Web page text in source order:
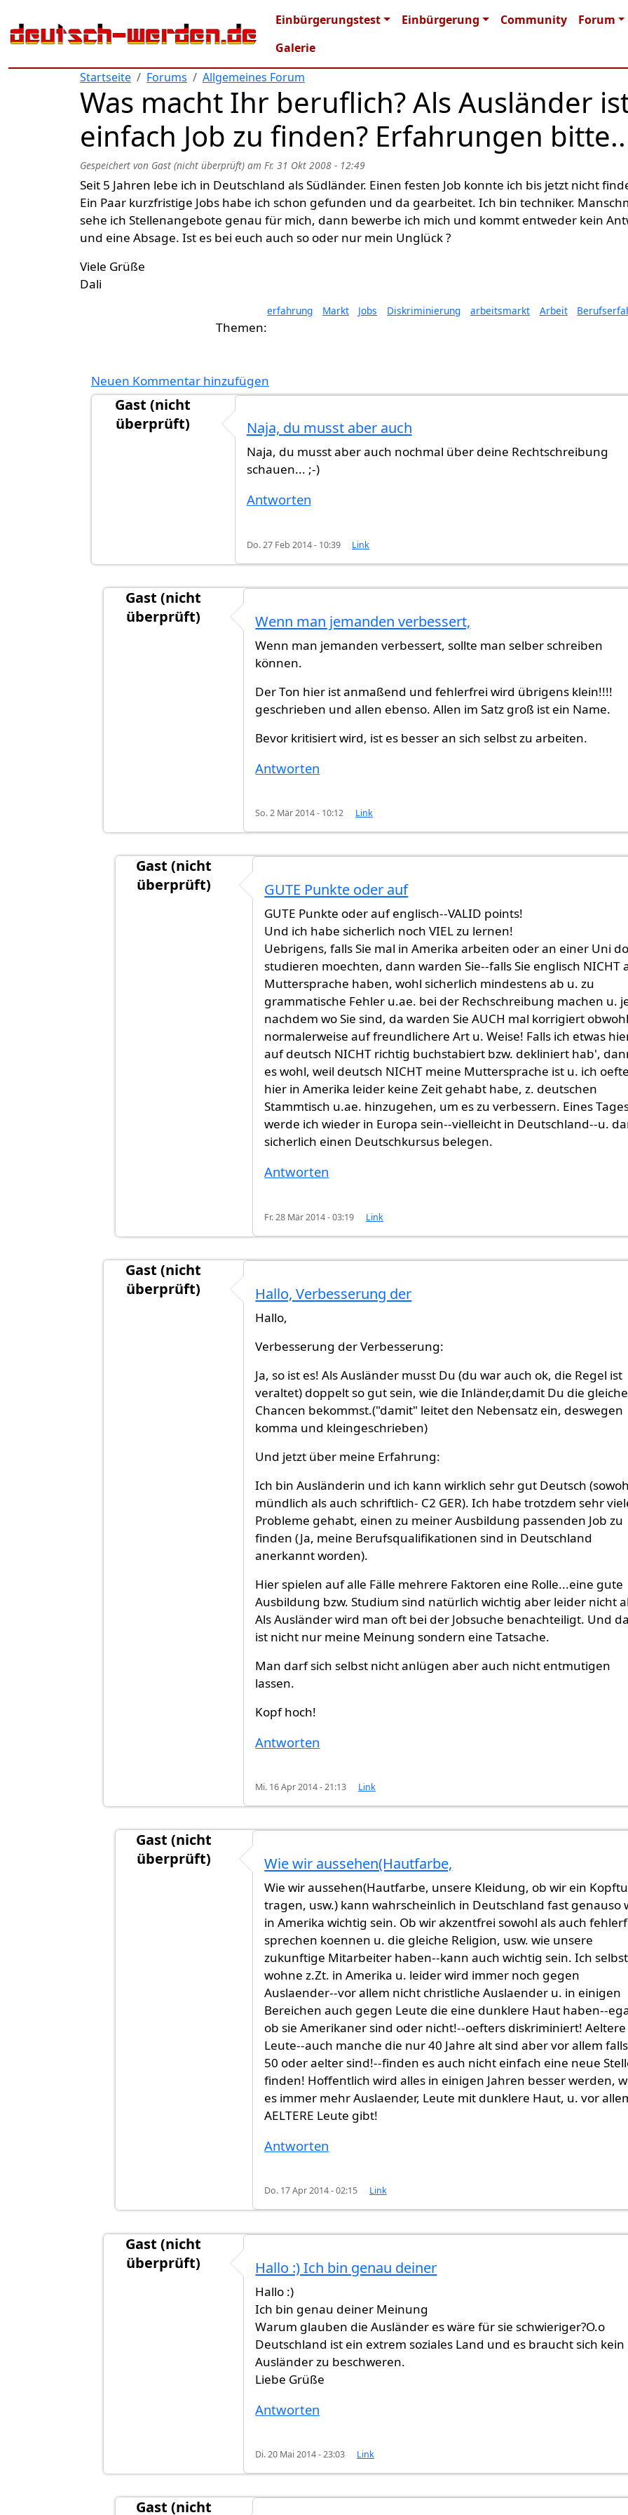
Main navigation
Einbürgerungstest Einbürgerung Community Forum
Galerie
Startseite
Forums Allgemeines Forum
Was macht Ihr beruflich? Als Ausländer
einfach Job zu finden? Erfahrungen
Gespeichert von Gast (nicht überprüft) am Fr. 31 Okt 2008 - 12:49
Seit 5 Jahren lebe ich in Deutschland als Südländer. Einen festen Job konnte ich bis jetzt nicht
Ein Paar kurzfristige Jobs habe ich schon gefunden und da gearbeitet. Ich bin techniker.
sehe ich Stellenangebote genau für mich, dann bewerbe ich mich und kommt entweder kein
und eine Absage. Ist es bei euch auch so oder nur mein Unglück ?
Viele Grüße
Dali
erfahrung Markt Jobs Diskriminierung arbeitsmarkt Arbeit
Neuen Kommentar hinzufügen
Gast (nicht
überprüft)
Das Hauptproblem ist eher einvonGast (nicht überprüft)
Naja, du musst aber auch
Naja, du musst aber auch nochmal über deine Rechtschreibung
schauen... ;-)
Antworten
Do. 27 Feb 2014 - 10:39 Link
Gast (nicht
überprüft)
Das Hauptproblem ist eher einvonGast (nicht überprüft)
Wenn man jemanden verbessert,
Wenn man jemanden verbessert, sollte man selber schreiben
können.
Der Ton hier ist anmaßend und fehlerfrei wird übrigens klein!!!!
geschrieben und allen ebenso. Allen im Satz groß ist ein Name.
Bevor kritisiert wird, ist es besser an sich selbst zu arbeiten.
Antworten
So. 2 Mär 2014 - 10:12 Link
Gast (nicht
überprüft)
Wenn man jemanden verbessert,von
GUTE Punkte oder auf
GUTE Punkte oder auf englisch--VALID points!
Und ich habe sicherlich noch VIEL zu lernen!
Uebrigens, falls Sie mal in Amerika arbeiten oder an einer Uni
studieren moechten, dann warden Sie--falls Sie englisch NICHT
Muttersprache haben, wohl sicherlich mindestens ab u. zu
grammatische Fehler u.ae. bei der Rechschreibung machen u.
nachdem wo Sie sind, da warden Sie AUCH mal korrigiert obwohl
normalerweise auf freundlichere Art u. Weise! Falls ich etwas
auf deutsch NICHT richtig buchstabiert bzw. dekliniert hab',
es wohl, weil deutsch NICHT meine Muttersprache ist u. ich
hier in Amerika leider keine Zeit gehabt habe, z. deutschen
Stammtisch u.ae. hinzugehen, um es zu verbessern. Eines
werde ich wieder in Europa sein--vielleicht in Deutschland--u.
sicherlich einen Deutschkursus belegen.
Antworten
Fr. 28 Mär 2014 - 03:19 Link
Gast (nicht
überprüft)
Das Hauptproblem ist eher einvonGast (nicht überprüft)
Hallo, Verbesserung der
Hallo,
Verbesserung der Verbesserung:
Ja, so ist es! Als Ausländer musst Du (du war auch ok, die Regel ist
veraltet) doppelt so gut sein, wie die Inländer,damit Du die
Chancen bekommst.("damit" leitet den Nebensatz ein, deswegen
komma und kleingeschrieben)
Und jetzt über meine Erfahrung:
Ich bin Ausländerin und ich kann wirklich sehr gut Deutsch
mündlich als auch schriftlich- C2 GER). Ich habe trotzdem sehr
Probleme gehabt, einen zu meiner Ausbildung passenden Job zu
finden (Ja, meine Berufsqualifikationen sind in Deutschland
anerkannt worden).
Hier spielen auf alle Fälle mehrere Faktoren eine Rolle...eine gute
Ausbildung bzw. Studium sind natürlich wichtig aber leider nicht
Als Ausländer wird man oft bei der Jobsuche benachteiligt. Und
ist nicht nur meine Meinung sondern eine Tatsache.
Man darf sich selbst nicht anlügen aber auch nicht entmutigen
lassen.
Kopf hoch!
Antworten
Mi. 16 Apr 2014 - 21:13 Link
Gast (nicht
überprüft)
Hallo, Verbesserung dervonGast (nicht überprüft)
Wie wir aussehen(Hautfarbe,
Wie wir aussehen(Hautfarbe, unsere Kleidung, ob wir ein
tragen, usw.) kann wahrscheinlich in Deutschland fast genauso
in Amerika wichtig sein. Ob wir akzentfrei sowohl als auch
sprechen koennen u. die gleiche Religion, usw. wie unsere
zukunftige Mitarbeiter haben--kann auch wichtig sein. Ich selbst
wohne z.Zt. in Amerika u. leider wird immer noch gegen
Auslaender--vor allem nicht christliche Auslaender u. in einigen
Bereichen auch gegen Leute die eine dunklere Haut haben--
ob sie Amerikaner sind oder nicht!--oefters diskriminiert! Aeltere
Leute--auch manche die nur 40 Jahre alt sind aber vor allem
50 oder aelter sind!--finden es auch nicht einfach eine neue
finden! Hoffentlich wird alles in einigen Jahren besser werden,
es immer mehr Auslaender, Leute mit dunklere Haut, u. vor
AELTERE Leute gibt!
Antworten
Do. 17 Apr 2014 - 02:15 Link
Gast (nicht
überprüft)
Das Hauptproblem ist eher einvonGast (nicht überprüft)
Hallo :) Ich bin genau deiner
Hallo :)
Ich bin genau deiner Meinung
Warum glauben die Ausländer es wäre für sie schwieriger?O.o
Deutschland ist ein extrem soziales Land und es braucht sich kein
Ausländer zu beschweren.
Liebe Grüße
Antworten
Di. 20 Mai 2014 - 23:03 Link
Gast (nicht